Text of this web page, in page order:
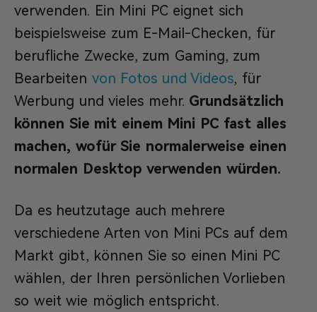
verwenden. Ein Mini PC eignet sich
beispielsweise zum E-Mail-Checken, für
berufliche Zwecke, zum Gaming, zum
Bearbeiten von Fotos und Videos, für
Werbung und vieles mehr. Grundsätzlich
können Sie mit einem Mini PC fast alles
machen, wofür Sie normalerweise einen
normalen Desktop verwenden würden.
Da es heutzutage auch mehrere
verschiedene Arten von Mini PCs auf dem
Markt gibt, können Sie so einen Mini PC
wählen, der Ihren persönlichen Vorlieben
so weit wie möglich entspricht.